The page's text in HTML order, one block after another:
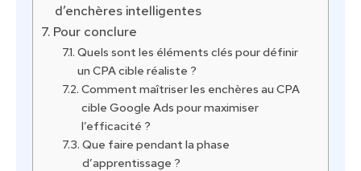
d’enchères intelligentes
Pour conclure
Quels sont les éléments clés pour définir
un CPA cible réaliste ?
Comment maîtriser les enchères au CPA
cible Google Ads pour maximiser
l’efficacité ?
Que faire pendant la phase
d’apprentissage ?